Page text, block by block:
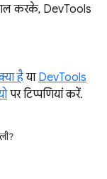
करके, DevTools
हैया DevTools
पर टिप्पणियां करें.